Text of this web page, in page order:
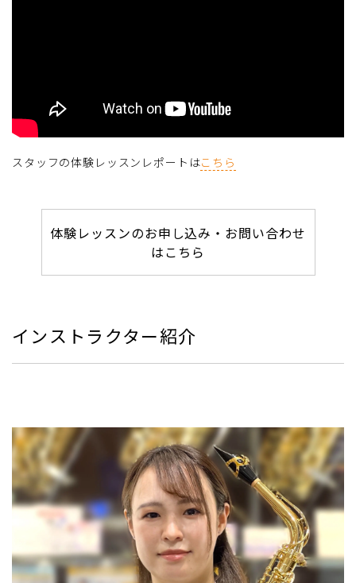
スタッフの体験レッスンレポートはこちら
体験レッスンのお申し込み・お問い合わせ
はこちら
インストラクター紹介